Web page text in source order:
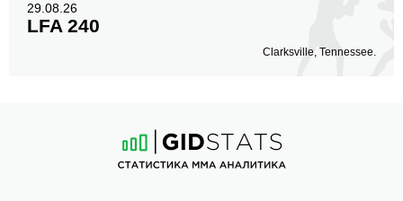
29.08.26
LFA 240
Clarksville, Tennessee.